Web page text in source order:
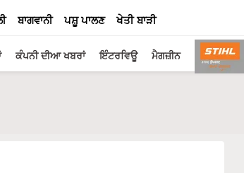
ਬਾਗਵਾਨੀ ਪਸ਼ੂ ਪਾਲਣ ਖੇਤੀ ਬਾੜੀ
ਕੰਪਨੀ ਦੀਆ ਖਬਰਾਂ ਇੰਟਰਵਿਊ ਮੈਗਜ਼ੀਨ